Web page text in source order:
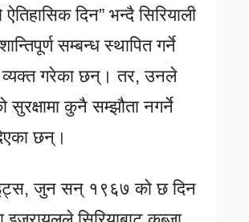
ऐतिहासिक दिन” भन्दै सिरियाली
सम्बन्ध स्थापित गर्ने
व्यक्त गरेका छन्। तर, उनले
सुरक्षामा कुनै सम्झौता नगर्ने
छन्।
जुन सन् १९६७ को छ दिन